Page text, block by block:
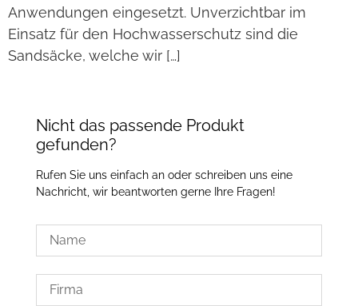
Anwendungen eingesetzt. Unverzichtbar im
Einsatz für den Hochwasserschutz sind die
Sandsäcke, welche wir […]
Nicht das passende Produkt
gefunden?
Rufen Sie uns einfach an oder schreiben uns eine
Nachricht, wir beantworten gerne Ihre Fragen!